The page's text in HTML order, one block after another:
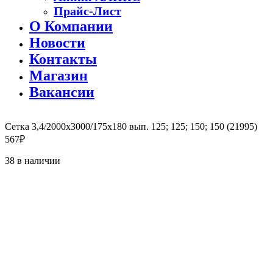
Прайс-Лист
О Компании
Новости
Контакты
Магазин
Вакансии
Сетка 3,4/2000х3000/175х180 вып. 125; 125; 150; 150 (21995)
567₽
38 в наличии